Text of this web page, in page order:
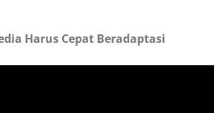
Harus Cepat Beradaptasi